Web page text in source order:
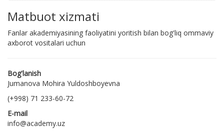
Matbuot xizmati
Fanlar akademiyasining faoliyatini yoritish bilan bog'liq ommaviy
axborot vositalari uchun
Bog'lanish
Jumanova Mohira Yuldoshboyevna
(+998) 71 233-60-72
E-mail
info@academy.uz